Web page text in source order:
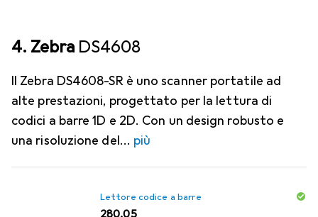
4. Zebra DS4608
Il Zebra DS4608-SR è uno scanner portatile ad
alte prestazioni, progettato per la lettura di
codici a barre 1D e 2D. Con un design robusto e
una risoluzione del
più
Lettore codice a barre
EUR
280,05